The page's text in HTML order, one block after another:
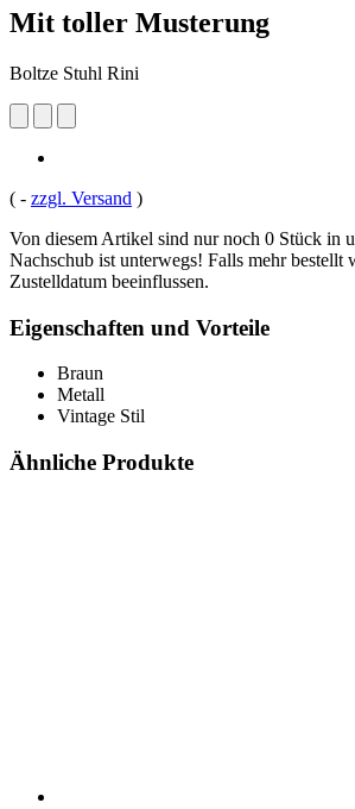
Mit toller Musterung
Boltze Stuhl Rini
( - zzgl. Versand )
Von diesem Artikel sind nur noch 0 Stück in
Nachschub ist unterwegs! Falls mehr bestellt
Zustelldatum beeinflussen.
Eigenschaften und Vorteile
Braun
Metall
Vintage Stil
Ähnliche Produkte